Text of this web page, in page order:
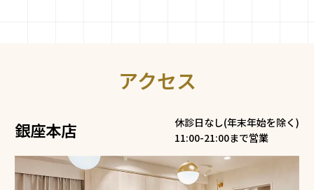
アクセス
銀座本店
休診日なし(年末年始を除く)
11:00-21:00まで営業